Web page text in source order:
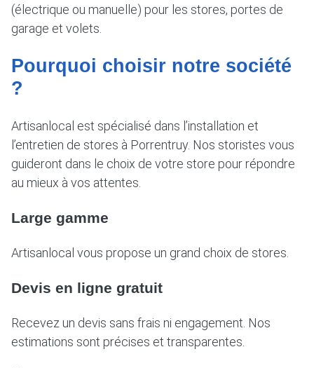
(électrique ou manuelle) pour les stores, portes de
garage et volets.
Pourquoi choisir notre société
?
Artisanlocal est spécialisé dans l’installation et
l’entretien de stores à Porrentruy. Nos storistes vous
guideront dans le choix de votre store pour répondre
au mieux à vos attentes.
Large gamme
Artisanlocal vous propose un grand choix de stores.
Devis en ligne gratuit
Recevez un devis sans frais ni engagement. Nos
estimations sont précises et transparentes.